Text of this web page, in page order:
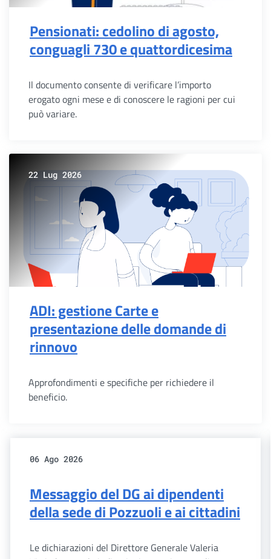
Pensionati: cedolino di agosto,
conguagli 730 e quattordicesima
Il documento consente di verificare l’importo
erogato ogni mese e di conoscere le ragioni per cui
può variare.
22 Lug 2026
ADI: gestione Carte e
presentazione delle domande di
rinnovo
Approfondimenti e specifiche per richiedere il
beneficio.
06 Ago 2026
Messaggio del DG ai dipendenti
della sede di Pozzuoli e ai cittadini
Le dichiarazioni del Direttore Generale Valeria